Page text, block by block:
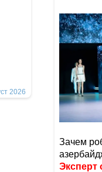
2026
Зачем
Эксперт